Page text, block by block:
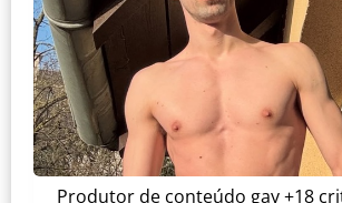
Produtor de conteúdo gay +18